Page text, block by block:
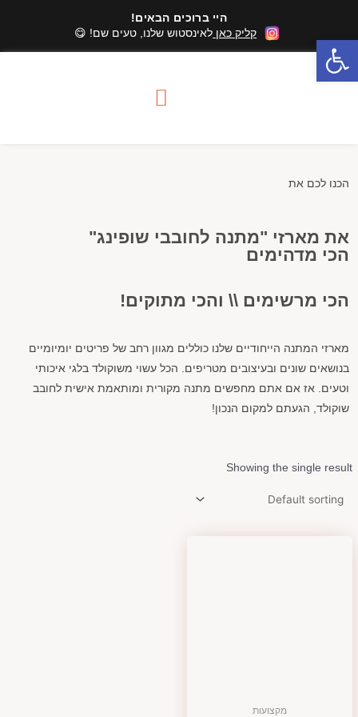
היי ברוכים הבאים!
קליק כאן לאינסטוש שלנו, טעים שם! 😋
הכנו לכם את
את מארזי "מתנה לחובבי שופינג"
הכי מדהימים
הכי מרשימים \\ והכי מתוקים!
מארזי המתנה הייחודיים שלנו כוללים מגוון רחב של פריטים יומיומיים
בנושאים שונים ובעיצובים מטריפים. הכל עשוי משוקולד בלגי איכותי
וטעים. אז אם אתם מחפשים מתנה מקורית ומותאמת אישית לחובב
שוקולד, הגעתם למקום הנכון!
Showing the single result
מקצועות
פתח סרגל נגישות